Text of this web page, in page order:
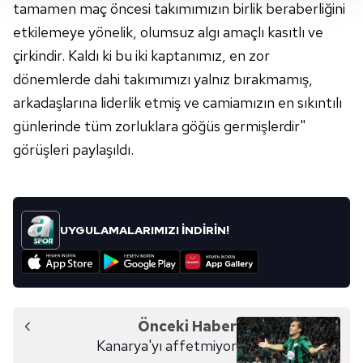
takdirde, kullanıcılara hedefli reklamlar
gösterilmeyecektir."
Sizlere daha iyi bir hizmet sunabilmek için İnternet
Sitemizde kendimize ve üçüncü kişilere ait çerezler
kullanılmaktadır. Bu çerezler vasıtasıyla çeşitli kişisel
verileriniz işlenmekte olup gerekli olan çerezler bilgi
toplumu hizmetlerinin sunulması amacıyla
reklam/pazarlama faaliyetlerinin yapılması, amaçlarıyla
sınırlı olarak açık rızanız dahilinde kullanılacaktır.
Çerezlere ilişkin tercihlerinizi aşağıda yer alan panel
vasıtasıyla belirleyebilirsiniz. Çerezlere ilişkin detaylı bilgi
Metnimizi
ziyaret edebilirsiniz.
tamamen maç öncesi takımımızın birlik beraberliğini
etkilemeye yönelik, olumsuz algı amaçlı kasıtlı ve
çirkindir. Kaldı ki bu iki kaptanımız, en zor
dönemlerde dahi takımımızı yalnız bırakmamış,
arkadaşlarına liderlik etmiş ve camiamızın en sıkıntılı
günlerinde tüm zorluklara göğüs germişlerdir"
görüşleri paylaşıldı.
UYGULAMALARIMIZI İNDİRİN!
Önceki Haber
Kanarya'yı affetmiyor